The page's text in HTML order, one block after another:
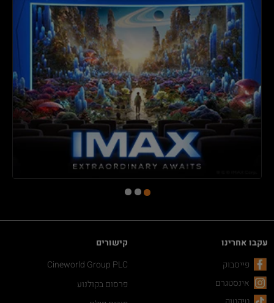
עקבו אחרינו
פייסבוק
אינסטגרם
קישורים
Cineworld Group PLC
פרסום בקולנוע